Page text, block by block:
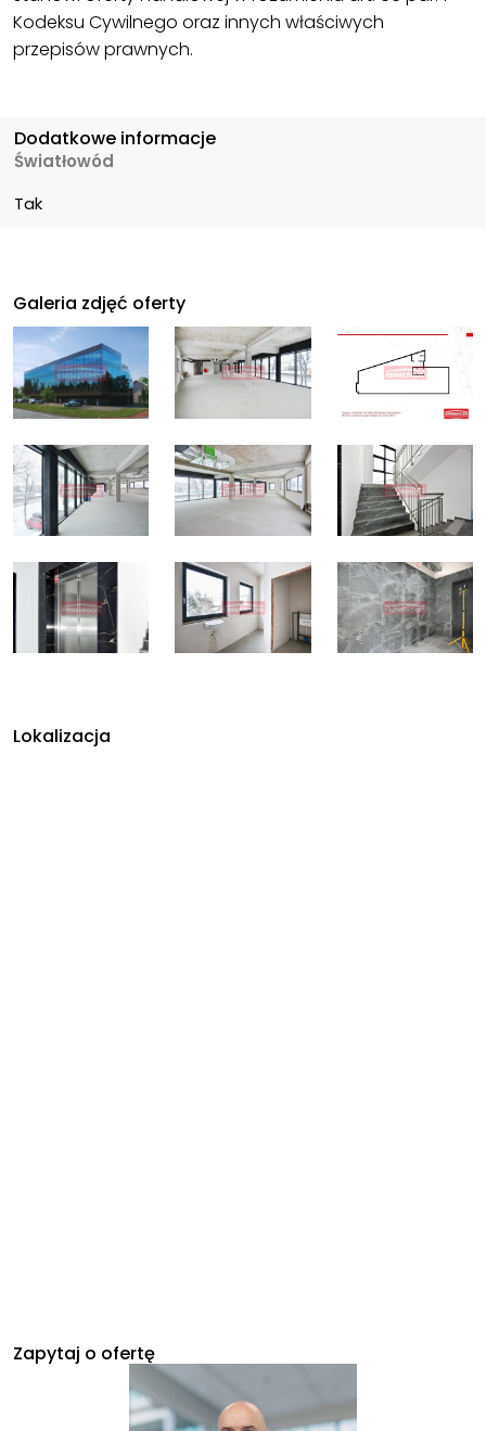
Kodeksu Cywilnego oraz innych właściwych
przepisów prawnych.
Dodatkowe informacje
Światłowód
Tak
Galeria zdjęć oferty
Lokalizacja
Zapytaj o ofertę